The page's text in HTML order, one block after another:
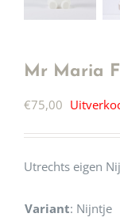
Mr Maria
€75,00
Utrechts eigen
Variant: Nijntje